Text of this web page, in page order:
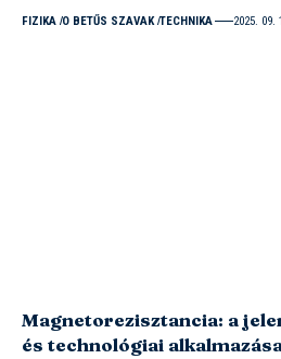
FIZIKA O BETŰS SZAVAK TECHNIKA 2025. 09.
Magnetorezisztancia: a
és technológiai